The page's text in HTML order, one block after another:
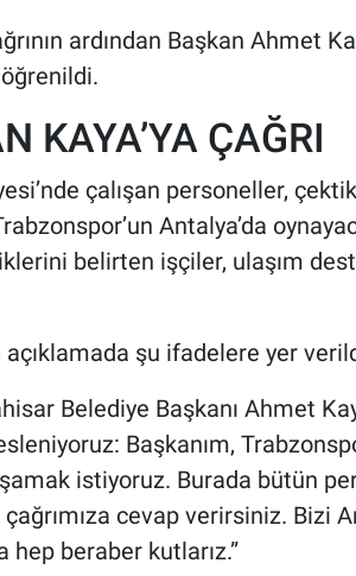
ardından Başkan Ahmet
KAYA’YA ÇAĞRI
çalışan personeller,
Antalya’da
belirten işçiler, ulaşım
şu ifadelere yer
Belediye Başkanı Ahmet
Başkanım,
istiyoruz. Burada bütün
cevap verirsiniz. Bizi
beraber kutlarız.”